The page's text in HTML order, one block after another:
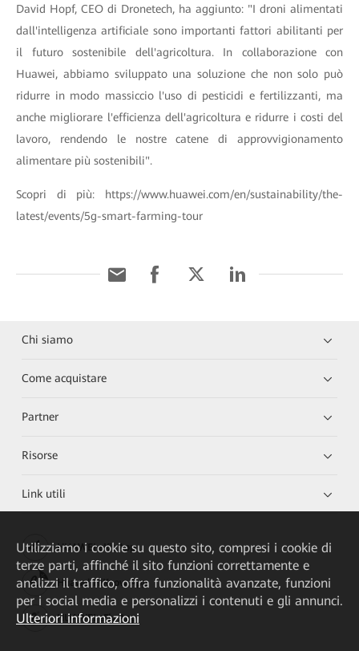
David Hopf, CEO di Dronetech, ha aggiunto: "I droni alimentati
dall'intelligenza artificiale sono importanti fattori abilitanti per
il futuro sostenibile dell'agricoltura. In collaborazione con
Huawei, abbiamo sviluppato una soluzione che non solo può
ridurre in modo massiccio l'uso di pesticidi e fertilizzanti, ma
anche migliorare l'efficienza dell'agricoltura e ridurre i costi del
lavoro, rendendo le nostre catene di approvvigionamento
alimentare più sostenibili".
Scopri di più: https://www.huawei.com/en/sustainability/the-
latest/events/5g-smart-farming-tour
Chi siamo
Come acquistare
Partner
Risorse
Link utili
HUAWEI eKit App
Huawei HiKnow App
HUAWEI eFly App
Utilizziamo i cookie su questo sito, compresi i cookie di
terze parti, affinché il sito funzioni correttamente e
analizzi il traffico, offra funzionalità avanzate, funzioni
per i social media e personalizzi i contenuti e gli annunci.
Ulteriori informazioni